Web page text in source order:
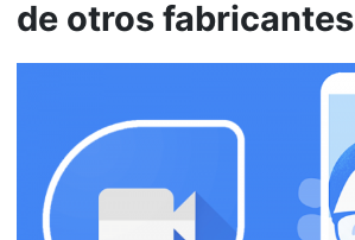
de otros fabricantes